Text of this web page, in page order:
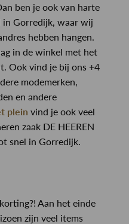
ben je ook van harte
Gorredijk, waar wij
hebben hangen.
in de winkel met het
Ook vind je bij ons +4
modemerken,
en andere
plein vind je ook veel
zaak DE HEEREN
snel in Gorredijk.
Aan het einde
zijn veel items